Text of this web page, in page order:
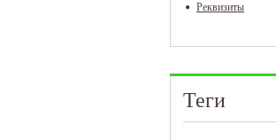
Реквизиты
Теги